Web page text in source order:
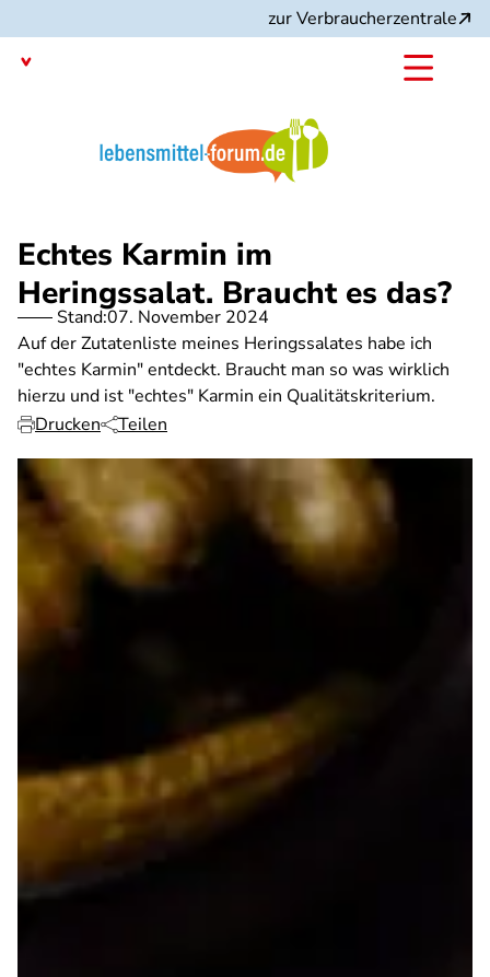
zum
Inhalt
zur Verbraucherzentrale
Echtes Karmin im
Heringssalat. Braucht es das?
Stand:07. November 2024
Auf der Zutatenliste meines Heringssalates habe ich
"echtes Karmin" entdeckt. Braucht man so was wirklich
hierzu und ist "echtes" Karmin ein Qualitätskriterium.
Drucken
Teilen